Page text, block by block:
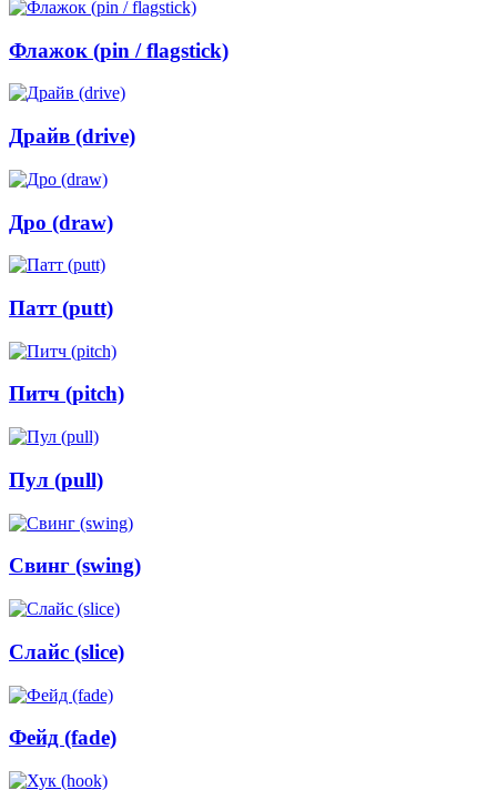
Флажок (pin / flagstick)
Драйв (drive)
Дро (draw)
Патт (putt)
Питч (pitch)
Пул (pull)
Свинг (swing)
Слайс (slice)
Фейд (fade)